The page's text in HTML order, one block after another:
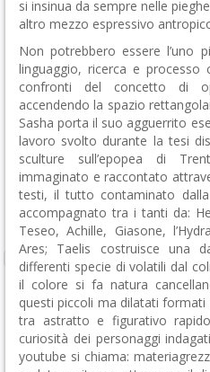
si insinua da sempre nelle
altro mezzo espressivo
Non potrebbero essere l’uno
linguaggio, ricerca e processo
confronti del concetto di
accendendo la spazio
Sasha porta il suo agguerrito
lavoro svolto durante la tesi
sculture sull’epopea di
immaginato e raccontato
testi, il tutto contaminato
accompagnato tra i tanti da:
Teseo, Achille, Giasone,
Ares; Taelis costruisce una
differenti specie di volatili dal
il colore si fa natura
questi piccoli ma dilatati
tra astratto e figurativo
curiosità dei personaggi
youtube si chiama: